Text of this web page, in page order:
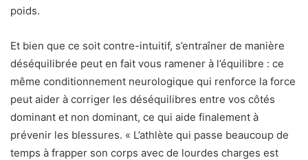
poids.
Et bien que ce soit contre-intuitif, s’entraîner de manière
déséquilibrée peut en fait vous ramener à l’équilibre : ce
même conditionnement neurologique qui renforce la force
peut aider à corriger les déséquilibres entre vos côtés
dominant et non dominant, ce qui aide finalement à
prévenir les blessures. « L’athlète qui passe beaucoup de
temps à frapper son corps avec de lourdes charges est